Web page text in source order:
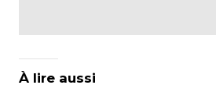
À lire aussi